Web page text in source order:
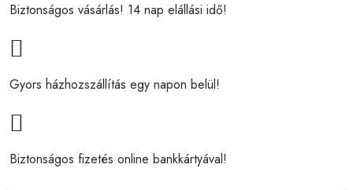
Biztonságos vásárlás! 14 nap elállási idő!
Gyors házhozszállítás egy napon belül!
Biztonságos fizetés online bankkártyával!